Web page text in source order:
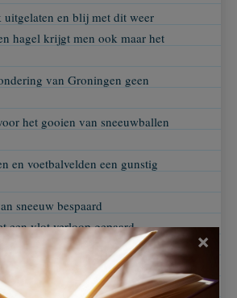
en blij met dit weer
hagel krijgt men ook maar het
van Groningen geen
het gooien van sneeuwballen
en voetbalvelden een gunstig
sneeuw bespaard
een vlot verloop gepaard
op tijd klaar voor 2 Mei
vakantie en dan naar een ander karwei
×